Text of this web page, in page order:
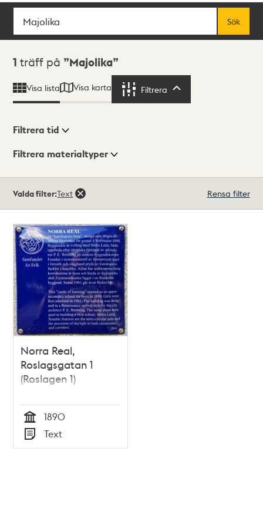
Sök
Sök
Sökresultat
1 träff på Majolika
Visa lista Visa karta Filtrera
Visningsläge
Filtrera tid
Filtrera materialtyper
träffar
Valda filter:Text Rensa filter
Norra Real,
Roslagsgatan 1
(Roslagen 1)
Tid
1890
Typ
Text